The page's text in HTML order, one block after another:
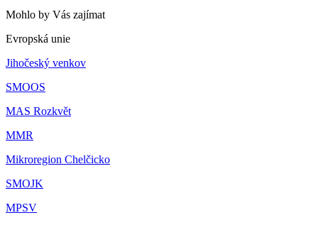
Mohlo by Vás zajímat
Evropská unie
Jihočeský venkov
SMOOS
MAS Rozkvět
MMR
Mikroregion Chelčicko
SMOJK
MPSV